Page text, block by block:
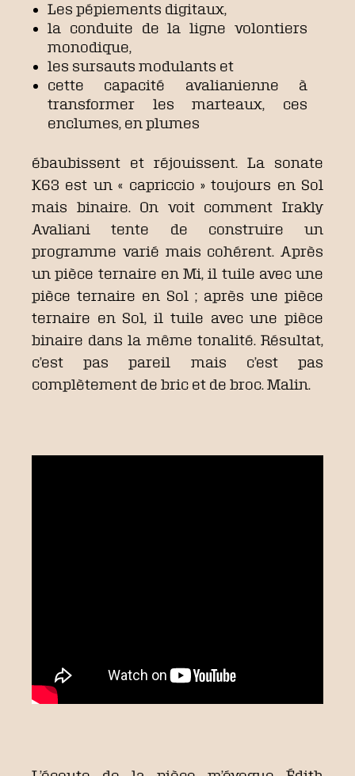
Les pépiements digitaux,
la conduite de la ligne volontiers
monodique,
les sursauts modulants et
cette capacité avalianienne à
transformer les marteaux, ces
enclumes, en plumes
ébaubissent et réjouissent. La sonate
K63 est un « capriccio » toujours en Sol
mais binaire. On voit comment Irakly
Avaliani tente de construire un
programme varié mais cohérent. Après
un pièce ternaire en Mi, il tuile avec une
pièce ternaire en Sol ; après une pièce
ternaire en Sol, il tuile avec une pièce
binaire dans la même tonalité. Résultat,
c’est pas pareil mais c’est pas
complètement de bric et de broc. Malin.